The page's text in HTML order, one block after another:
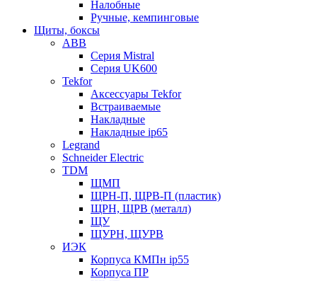
Налобные
Ручные, кемпинговые
Щиты, боксы
ABB
Серия Mistral
Серия UK600
Tekfor
Аксессуары Tekfor
Встраиваемые
Накладные
Накладные ip65
Legrand
Schneider Electric
TDM
ЩМП
ЩРН-П, ЩРВ-П (пластик)
ЩРН, ЩРВ (металл)
ЩУ
ЩУРН, ЩУРВ
ИЭК
Корпуса КМПн ip55
Корпуса ПР